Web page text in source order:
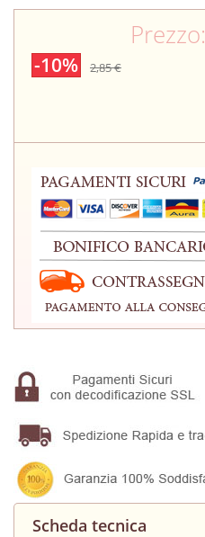
Prezzo:
-10% 2,85 €
Scheda tecnica